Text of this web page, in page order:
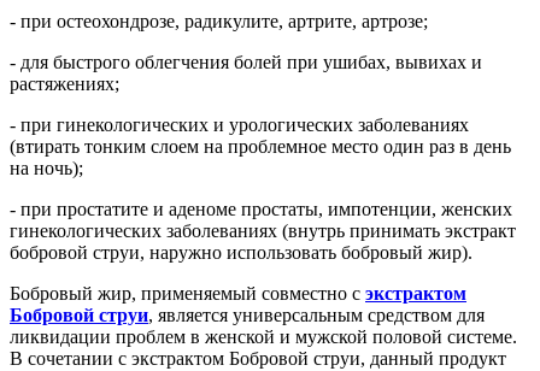
- при остеохондрозе, радикулите, артрите, артрозе;
- для быстрого облегчения болей при ушибах, вывихах и
растяжениях;
- при гинекологических и урологических заболеваниях
(втирать тонким слоем на проблемное место один раз в день
на ночь);
- при простатите и аденоме простаты, импотенции, женских
гинекологических заболеваниях (внутрь принимать экстракт
бобровой струи, наружно использовать бобровый жир).
Бобровый жир, применяемый совместно с экстрактом
Бобровой струи, является универсальным средством для
ликвидации проблем в женской и мужской половой системе.
В сочетании с экстрактом Бобровой струи, данный продукт